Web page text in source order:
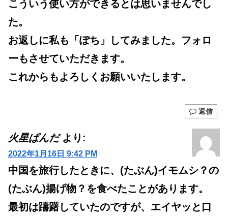
こういう使い方ができるとは思いませんでし
た。
お返しに私も「ぽち」してみました。フォロ
ーもさせていただきます。
これからもよろしくお願いいたします。
返信
火星ぱんだ より:
2022年1月16日 9:42 PM
中国を旅行したときに、(たぶん)イモムシ？の
(たぶん)揚げ物？を食べたことがあります。
最初は躊躇していたのですが、エイヤッと口